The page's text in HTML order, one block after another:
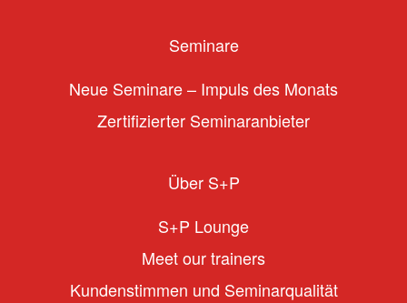
Seminare
Neue Seminare – Impuls des Monats
Zertifizierter Seminaranbieter
Über S+P
S+P Lounge
Meet our trainers
Kundenstimmen und Seminarqualität